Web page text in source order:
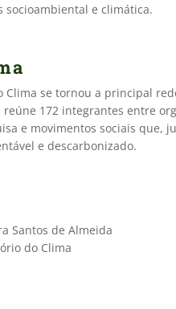
socioambiental e climática.
Clima se tornou a principal
172 integrantes entre
e movimentos sociais que,
e descarbonizado.
Santos de Almeida
do Clima